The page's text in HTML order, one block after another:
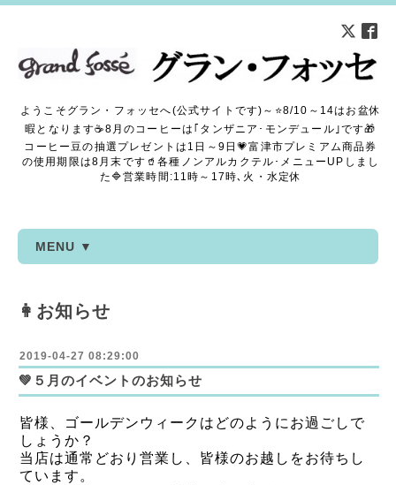
ようこそグラン・フォッセへ(公式サイトです)～⭐8/10～14はお盆休
暇となります☕8月のコーヒーは｢タンザニア･モンデュール｣です🎁
コーヒー豆の抽選プレゼントは1日～9日💗富津市プレミアム商品券
の使用期限は8月末です🥤各種ノンアルカクテル･メニューUPしまし
た🔷営業時間:11時～17時､火・水定休
MENU ▼
👩お知らせ
2019-04-27 08:29:00
💚５月のイベントのお知らせ
皆様、ゴールデンウィークはどのようにお過ごしで
しょうか？
当店は通常どおり営業し、皆様のお越しをお待ちし
ています。